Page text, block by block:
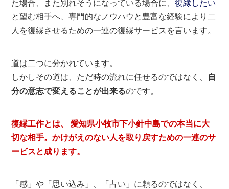
た場合、また別れそうになっている場合に、復縁したい
と望む相手へ、専門的なノウハウと豊富な経験により二
人を復縁させるための一連の復縁サービスを言います。
道は二つに分かれています。
しかしその道は、ただ時の流れに任せるのではなく、 自
分の意志で変えることが出来るのです。
復縁工作とは、 愛知県小牧市下小針中島での本当に大
切な相手。かけがえのない人を取り戻すための一連のサ
ービスと成ります。
「感」や「思い込み」、「占い」に頼るのではなく、